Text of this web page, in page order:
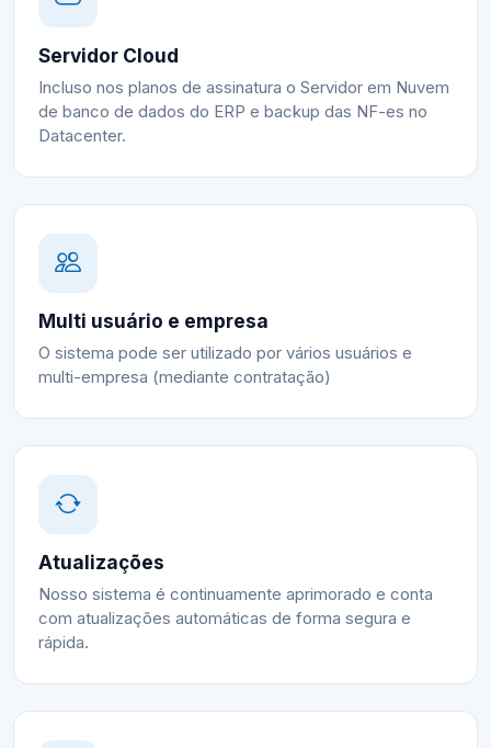
Servidor Cloud
Incluso nos planos de assinatura o Servidor em Nuvem
de banco de dados do ERP e backup das NF-es no
Datacenter.
Multi usuário e empresa
O sistema pode ser utilizado por vários usuários e
multi-empresa (mediante contratação)
Atualizações
Nosso sistema é continuamente aprimorado e conta
com atualizações automáticas de forma segura e
rápida.